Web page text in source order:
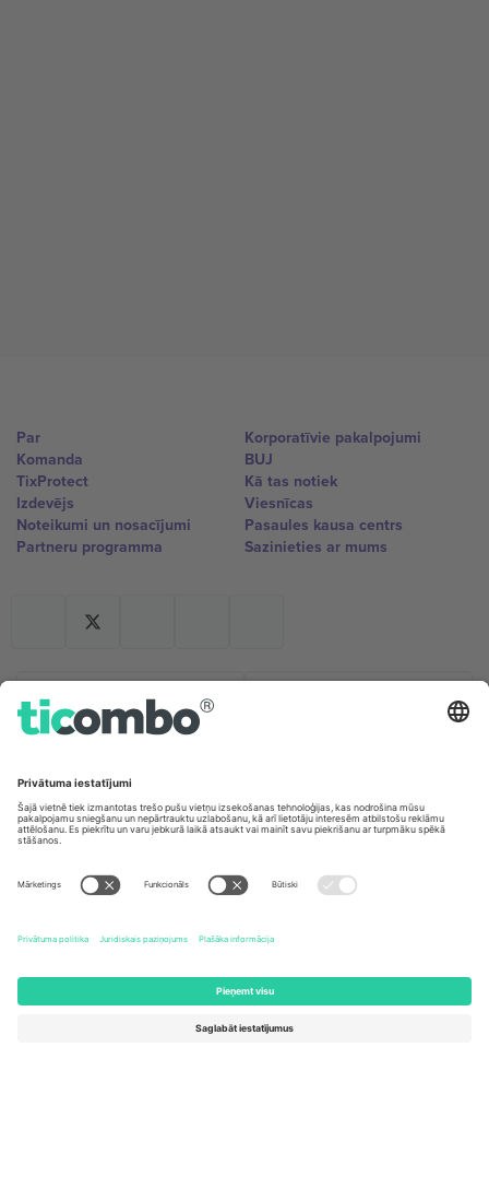
Par
Komanda
TixProtect
Izdevējs
Noteikumi un nosacījumi
Partneru programma
Korporatīvie pakalpojumi
BUJ
Kā tas notiek
Viesnīcas
Pasaules kausa centrs
Sazinieties ar mums
Biroji un atbalsts
Germany
Unter den Linden 24, 10117
Berlin, Germany
United Kingdom
Kingdom
United States
Newark, Delaware 19713, United
Switzerland
Engelberg, Switzerland